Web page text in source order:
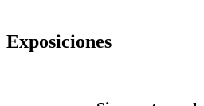
Exposiciones